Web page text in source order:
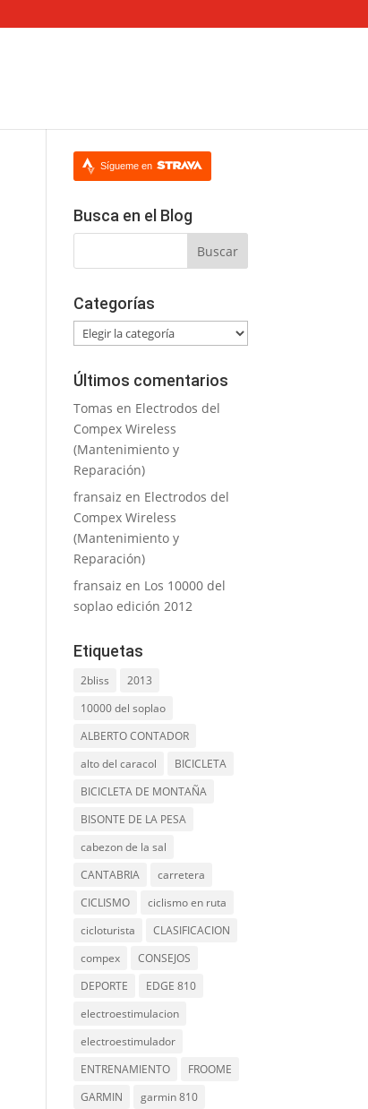
Sígueme en
Busca en el Blog
Categorías
Categorías
Últimos comentarios
Tomas en Electrodos del
Compex Wireless
(Mantenimiento y
Reparación)
fransaiz en Electrodos del
Compex Wireless
(Mantenimiento y
Reparación)
fransaiz en Los 10000 del
soplao edición 2012
Etiquetas
2bliss
2013
10000 del soplao
ALBERTO CONTADOR
alto del caracol
BICICLETA
BICICLETA DE MONTAÑA
BISONTE DE LA PESA
cabezon de la sal
CANTABRIA
carretera
CICLISMO
ciclismo en ruta
cicloturista
CLASIFICACION
compex
CONSEJOS
DEPORTE
EDGE 810
electroestimulacion
electroestimulador
ENTRENAMIENTO
FROOME
GARMIN
garmin 810